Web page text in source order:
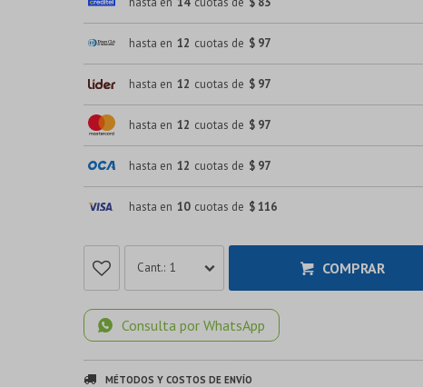
hasta en 12 cuotas de $ 97
hasta en 12 cuotas de $ 97
hasta en 12 cuotas de $ 97
hasta en 12 cuotas de $ 97
hasta en 10 cuotas de $ 116
1 COMPRAR
Consulta por WhatsApp
MÉTODOS Y COSTOS DE ENVÍO